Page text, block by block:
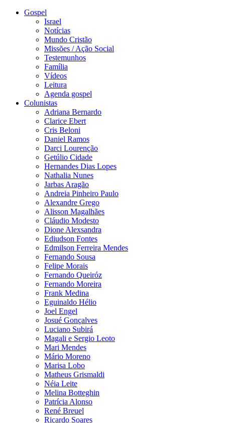
Gospel
Israel
Notícias
Mundo Cristão
Missões / Ação Social
Testemunhos
Família
Vídeos
Leitura
Agenda gospel
Colunistas
Adriana Bernardo
Clarice Ebert
Cris Beloni
Daniel Ramos
Darci Lourenção
Getúlio Cidade
Hernandes Dias Lopes
Nathalia Nunes
Jarbas Aragão
Andreia Pinheiro Paulo
Alexandre Grego
Alisson Magalhães
Cláudio Modesto
Dione Alexsandra
Ediudson Fontes
Edmilson Ferreira Mendes
Fernando Sousa
Felipe Morais
Fernando Queiróz
Fernando Moreira
Frank Medina
Eguinaldo Hélio
Joel Engel
Josué Gonçalves
Luciano Subirá
Magali e Sergio Leoto
Mari Mendes
Mário Moreno
Marisa Lobo
Matheus Grismaldi
Néia Leite
Melina Botteghin
Patrícia Alonso
René Breuel
Ricardo Soares